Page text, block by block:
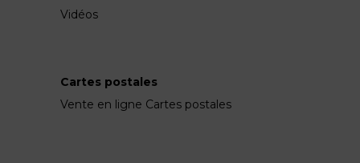
Vidéos
Cartes postales
Vente en ligne Cartes postales